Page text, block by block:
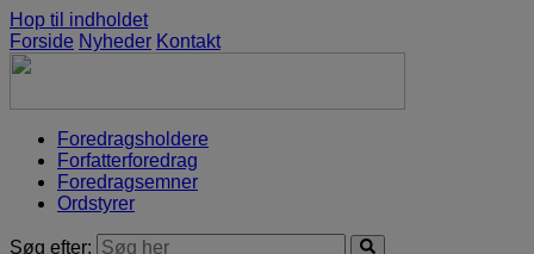
Hop til indholdet
Forside Nyheder Kontakt
Foredragsholdere
Forfatterforedrag
Foredragsemner
Ordstyrer
Søg efter: